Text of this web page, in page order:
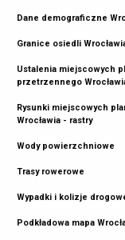
Dane demograficzne
Granice osiedli
Ustalenia miejscowych
przetrzennego
Rysunki miejscowych
Wrocławia - rastry
Wody powierzchniowe
Trasy rowerowe
Wypadki i kolizje
Podkładowa mapa